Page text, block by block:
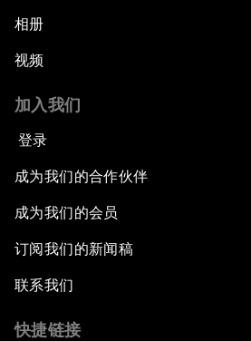
相册
视频
加入我们
登录
成为我们的合作伙伴
成为我们的会员
订阅我们的新闻稿
联系我们
快捷链接